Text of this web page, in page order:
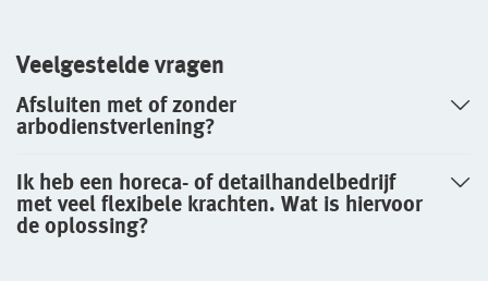
Veelgestelde vragen
Afsluiten met of zonder
arbodienstverlening?
Ik heb een horeca- of detailhandelbedrijf
met veel flexibele krachten. Wat is hiervoor
de oplossing?